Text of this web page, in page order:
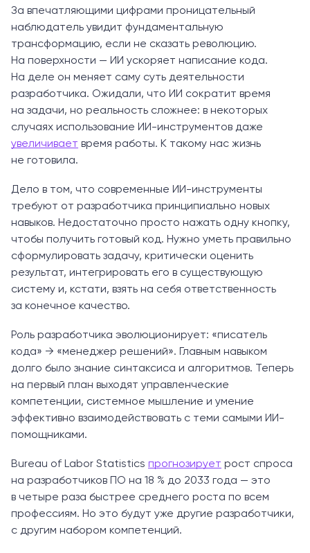
За впечатляющими цифрами проницательный
наблюдатель увидит фундаментальную
трансформацию, если не сказать революцию.
На поверхности — ИИ ускоряет написание кода.
На деле он меняет саму суть деятельности
разработчика. Ожидали, что ИИ сократит время
на задачи, но реальность сложнее: в некоторых
случаях использование ИИ-инструментов даже
увеличивает время работы. К такому нас жизнь
не готовила.
Дело в том, что современные ИИ-инструменты
требуют от разработчика принципиально новых
навыков. Недостаточно просто нажать одну кнопку,
чтобы получить готовый код. Нужно уметь правильно
сформулировать задачу, критически оценить
результат, интегрировать его в существующую
систему и, кстати, взять на себя ответственность
за конечное качество.
Роль разработчика эволюционирует: «писатель
кода» → «менеджер решений». Главным навыком
долго было знание синтаксиса и алгоритмов. Теперь
на первый план выходят управленческие
компетенции, системное мышление и умение
эффективно взаимодействовать с теми самыми ИИ-
помощниками.
Bureau of Labor Statistics прогнозирует рост спроса
на разработчиков ПО на 18 % до 2033 года — это
в четыре раза быстрее среднего роста по всем
профессиям. Но это будут уже другие разработчики,
с другим набором компетенций.